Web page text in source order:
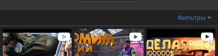
Фильтры